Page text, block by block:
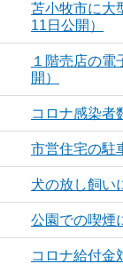
苫小牧市に大
11日公開）
１階売店の電
開）
コロナ感染者
市営住宅の駐
犬の放し飼い
公園での喫煙
コロナ給付金